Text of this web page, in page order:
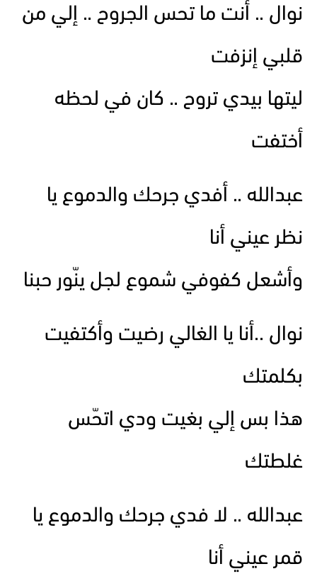
نوال .. أنت ما تحس الجروح .. إلي من
قلبي إنزفت
ليتها بيدي تروح .. كان في لحظه
أختفت
عبدالله .. أفدي جرحك والدموع يا
نظر عيني أنا
وأشعل كفوفي شموع لجل ينّور حبنا
نوال ..أنا يا الغالي رضيت وأكتفيت
بكلمتك
هذا بس إلي بغيت ودي اتحّس
غلطتك
عبدالله .. لا فدي جرحك والدموع يا
قمر عيني أنا